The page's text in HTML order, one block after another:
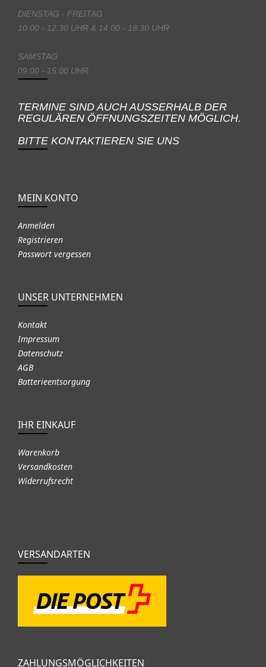
DIENSTAG - FREITAG
10:00 - 12:30 UHR & 14:00 - 18:30 UHR
SAMSTAG
09:00 - 15:00 UHR
TERMINE SIND AUCH AUSSERHALB DER
REGULÄREN ÖFFNUNGSZEITEN MÖGLICH.
BITTE KONTAKTIEREN SIE UNS
MEIN KONTO
Anmelden
Registrieren
Passwort vergessen
UNSER UNTERNEHMEN
Kontakt
Impressum
Datenschutz
AGB
Batterieentsorgung
IHR EINKAUF
Warenkorb
Versandkosten
Widerrufsrecht
VERSANDARTEN
ZAHLUNGSMÖGLICHKEITEN